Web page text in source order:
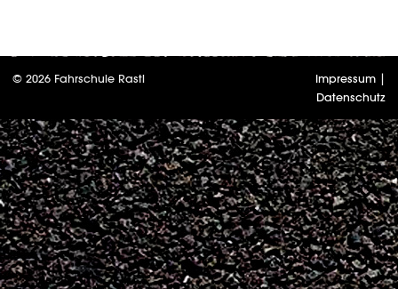
© 2026 Fahrschule Rastl Impressum
Datenschutz